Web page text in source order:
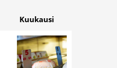
Kuukausi